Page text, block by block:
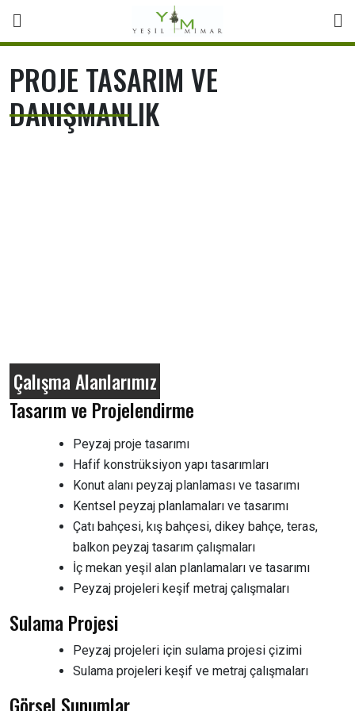
content
PROJE TASARIM VE
DANIŞMANLIK
Çalışma Alanlarımız
Tasarım ve Projelendirme
Peyzaj proje tasarımı
Hafif konstrüksiyon yapı tasarımları
Konut alanı peyzaj planlaması ve tasarımı
Kentsel peyzaj planlamaları ve tasarımı
Çatı bahçesi, kış bahçesi, dikey bahçe, teras,
balkon peyzaj tasarım çalışmaları
İç mekan yeşil alan planlamaları ve tasarımı
Peyzaj projeleri keşif metraj çalışmaları
Sulama Projesi
Peyzaj projeleri için sulama projesi çizimi
Sulama projeleri keşif ve metraj çalışmaları
Görsel Sunumlar